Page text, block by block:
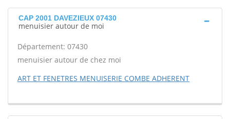
CAP 2001 DAVEZIEUX 07430
menuisier autour de moi
Département: 07430
menuisier autour de chez moi
ART ET FENETRES MENUISERIE COMBE ADHERENT